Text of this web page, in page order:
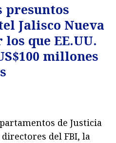
presuntos
Jalisco Nueva
que EE.UU.
millones
de Justicia
del FBI, la